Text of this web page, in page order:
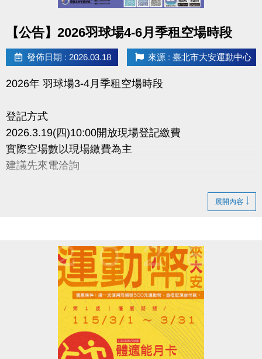
【公告】2026羽球場4-6月季租空場時段
發佈日期 : 2026.03.18 來源 : 臺北市大安運動中心
2026年 羽球場3-4月季租空場時段
登記方式
2026.3.19(四)10:00開放現場登記繳費
實際空場數以現場繳費為主
建議先來電洽詢
• 繳費以季為單位，繳費後不得要求辦理退費或更改時
• 須以偶數點，2小時為單位承租
• 1人限承租一時段一面，如須承租多時段多面須重新
• 嚴禁私人教學
• 本中心保有最終解釋權
•電話洽詢(02)2377-0300分機103-104
展開內容